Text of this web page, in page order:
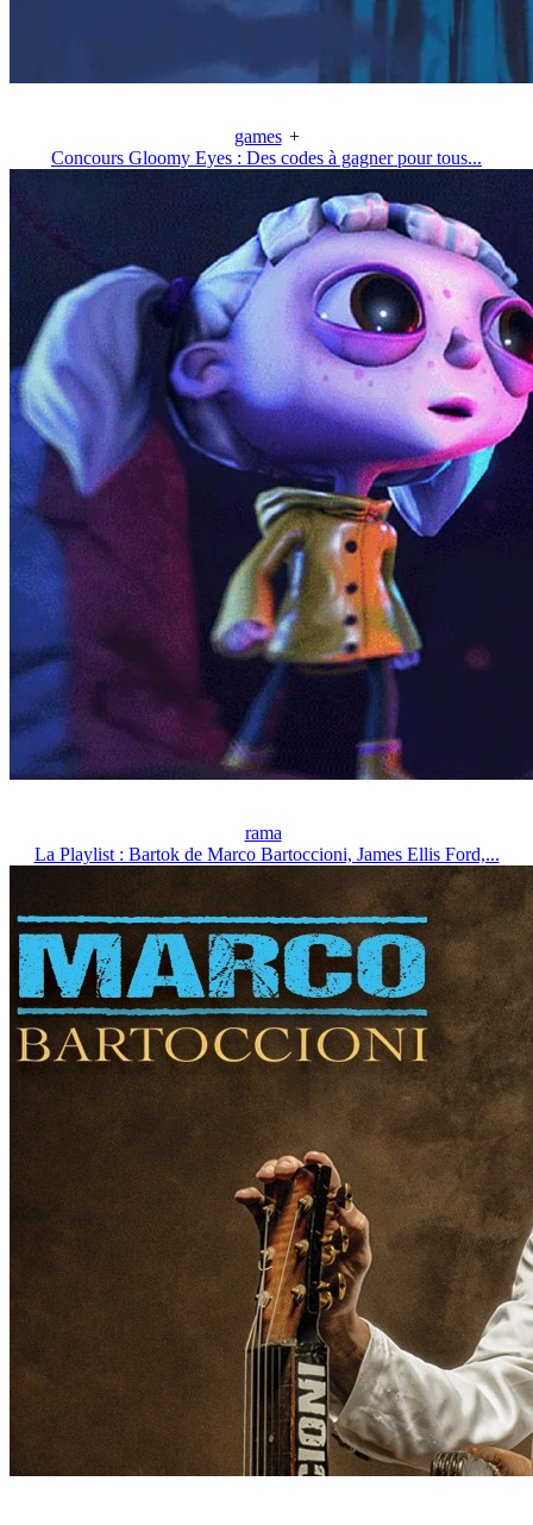
games +
Concours Gloomy Eyes : Des codes à gagner pour tous...
rama
La Playlist : Bartok de Marco Bartoccioni, James Ellis Ford,...